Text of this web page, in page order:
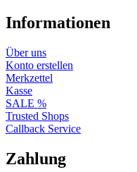
Informationen
Über uns
Konto erstellen
Merkzettel
Kasse
SALE %
Trusted Shops
Callback Service
Zahlung